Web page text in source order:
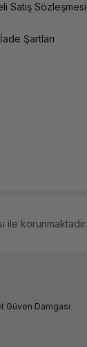
Satış Sözleşmesi
Şartları
ile korunmaktadır.